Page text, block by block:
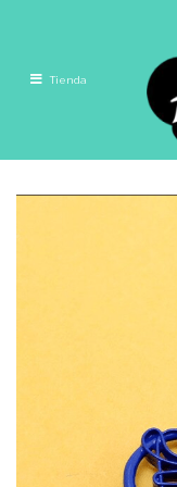
Tienda